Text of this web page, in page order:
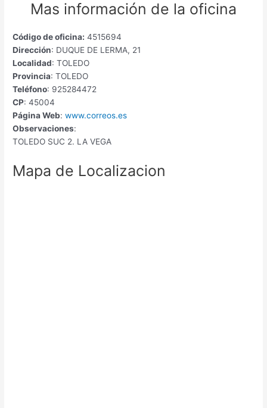
Mas información de la oficina
Código de oficina: 4515694
Dirección: DUQUE DE LERMA, 21
Localidad: TOLEDO
Provincia: TOLEDO
Teléfono: 925284472
CP: 45004
Página Web: www.correos.es
Observaciones:
TOLEDO SUC 2. LA VEGA
Mapa de Localizacion